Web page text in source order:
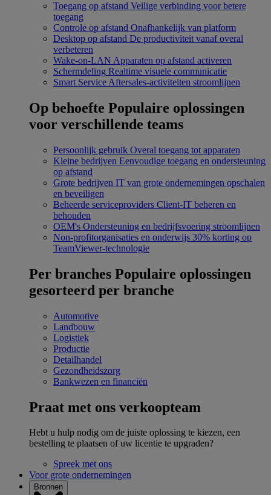
Toegang op afstand Veilige verbinding voor betere
toegang
Controle op afstand Onafhankelijk van platform
Desktop op afstand De productiviteit vanaf overal
verbeteren
Wake-on-LAN Apparaten op afstand activeren
Schermdeling Realtime visuele communicatie
Smart Service Aftersales-activiteiten stroomlijnen
Op behoefte Populaire oplossingen
voor verschillende teams
Persoonlijk gebruik Overal toegang tot apparaten
Kleine bedrijven Eenvoudige toegang en ondersteuning
op afstand
Grote bedrijven IT van grote ondernemingen opschalen
en beveiligen
Beheerde serviceproviders Client-IT beheren en
behouden
OEM's Ondersteuning en bedrijfsvoering stroomlijnen
Non-profitorganisaties en onderwijs 30% korting op
TeamViewer-technologie
Per branches Populaire oplossingen
gesorteerd per branche
Automotive
Landbouw
Logistiek
Productie
Detailhandel
Gezondheidszorg
Bankwezen en financiën
Praat met ons verkoopteam
Hebt u hulp nodig om de juiste oplossing te kiezen, een
bestelling te plaatsen of uw licentie te upgraden?
Spreek met ons
Voor grote ondernemingen
Bronnen